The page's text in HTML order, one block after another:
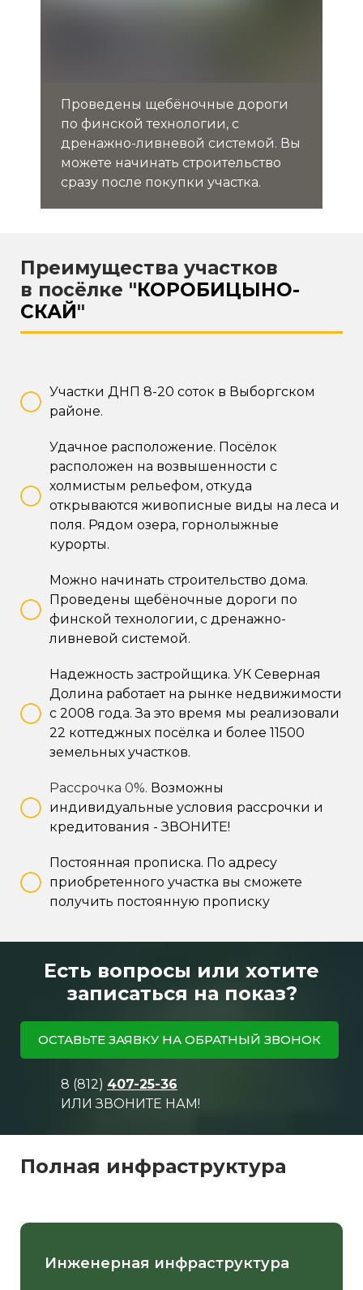
Проведены щебёночные дороги
по финской технологии, с
дренажно-ливневой системой. Вы
можете начинать строительство
сразу после покупки участка.
Преимущества участков
в посёлке "КОРОБИЦЫНО-
СКАЙ"
Участки ДНП 8-20 соток в Выборгском
районе.
Удачное расположение. Посёлок
расположен на возвышенности с
холмистым рельефом, откуда
открываются живописные виды на леса и
поля. Рядом озера, горнолыжные
курорты.
Можно начинать строительство дома.
Проведены щебёночные дороги по
финской технологии, с дренажно-
ливневой системой.
Надежность застройщика. УК Северная
Долина работает на рынке недвижимости
с 2008 года. За это время мы реализовали
22 коттеджных посёлка и более 11500
земельных участков.
Рассрочка 0%. Возможны
индивидуальные условия рассрочки и
кредитования -ЗВОНИТЕ!
Постоянная прописка. По адресу
приобретенного участка вы сможете
получить постоянную прописку
Есть вопросы или хотите
записаться на показ?
ОСТАВЬТЕ ЗАЯВКУ НА ОБРАТНЫЙ ЗВОНОК
8 (812) 407-25-36
ИЛИ ЗВОНИТЕ НАМ!
Полная инфраструктура
Инженерная инфраструктура